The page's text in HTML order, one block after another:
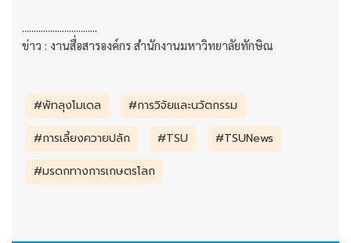
................................
ข่าว : งานสื่อสารองค์กร สำนักงานมหาวิทยาลัยทักษิณ
#พัทลุงโมเดล
#การวิจัยและนวัตกรรม
#การเลี้ยงควายปลัก
#TSU
#TSUNews
#มรดกทางการเกษตรโลก